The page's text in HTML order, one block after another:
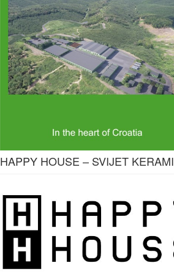
HAPPY HOUSE – SVIJET